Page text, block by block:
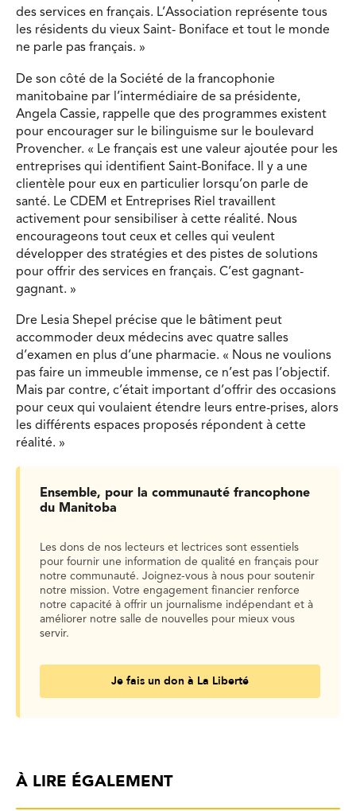
des services en français. L’Association représente tous
les résidents du vieux Saint- Boniface et tout le monde
ne parle pas français. »
De son côté de la Société de la francophonie
manitobaine par l’intermédiaire de sa présidente,
Angela Cassie, rappelle que des programmes existent
pour encourager sur le bilinguisme sur le boulevard
Provencher. « Le français est une valeur ajoutée pour les
entreprises qui identifient Saint-Boniface. Il y a une
clientèle pour eux en particulier lorsqu’on parle de
santé. Le CDEM et Entreprises Riel travaillent
activement pour sensibiliser à cette réalité. Nous
encourageons tout ceux et celles qui veulent
développer des stratégies et des pistes de solutions
pour offrir des services en français. C’est gagnant-
gagnant. »
Dre Lesia Shepel précise que le bâtiment peut
accommoder deux médecins avec quatre salles
d’examen en plus d’une pharmacie. « Nous ne voulions
pas faire un immeuble immense, ce n’est pas l’objectif.
Mais par contre, c’était important d’offrir des occasions
pour ceux qui voulaient étendre leurs entre-prises, alors
les différents espaces proposés répondent à cette
réalité. »
Ensemble, pour la communauté francophone
du Manitoba
Les dons de nos lecteurs et lectrices sont essentiels
pour fournir une information de qualité en français pour
notre communauté. Joignez-vous à nous pour soutenir
notre mission. Votre engagement financier renforce
notre capacité à offrir un journalisme indépendant et à
améliorer notre salle de nouvelles pour mieux vous
servir.
Je fais un don à La Liberté
À LIRE ÉGALEMENT